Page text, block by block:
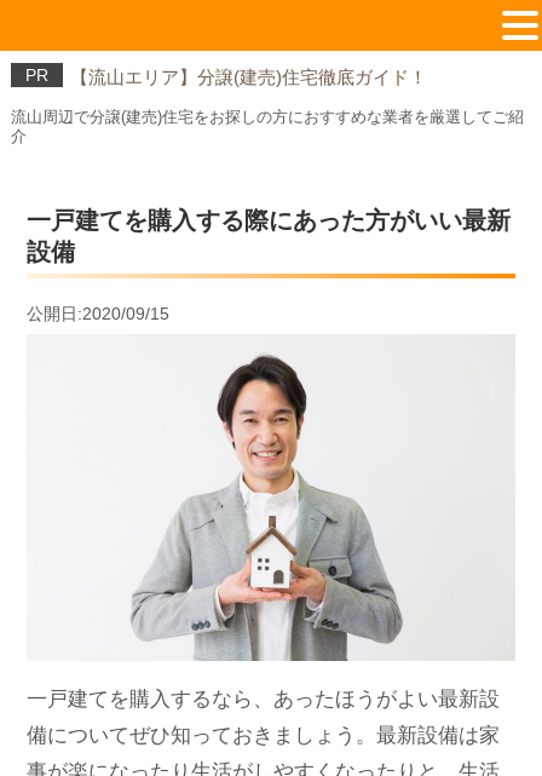
PR 【流山エリア】分譲(建売)住宅徹底ガイド！
流山周辺で分譲(建売)住宅をお探しの方におすすめな業者を厳選してご紹
介
一戸建てを購入する際にあった方がいい最新
設備
公開日:2020/09/15
一戸建てを購入するなら、あったほうがよい最新設
備についてぜひ知っておきましょう。最新設備は家